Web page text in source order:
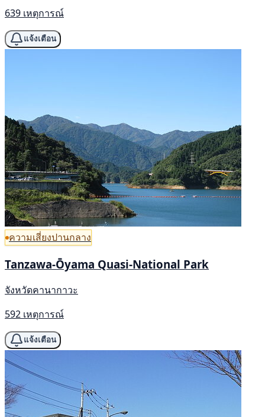
639 เหตุการณ์
แจ้งเตือน
ความเสี่ยงปานกลาง
Tanzawa-Ōyama Quasi-National Park
จังหวัดคานากาวะ
592 เหตุการณ์
แจ้งเตือน